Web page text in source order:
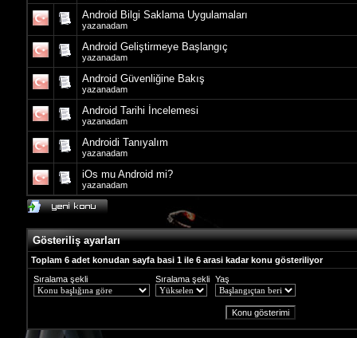
gaziantep
escort
Android Bilgi Saklama Uygulamaları
yazanadam
Android Geliştirmeye Başlangıç
yazanadam
Android Güvenliğine Bakış
yazanadam
Android Tarihi İncelemesi
yazanadam
Androidi Tanıyalım
yazanadam
iOs mu Android mi?
yazanadam
Gösteriliş ayarları
Toplam 6 adet konudan sayfa basi 1 ile 6 arasi kadar konu gösteriliyor
Sıralama şekli
Sıralama şekli Yaş